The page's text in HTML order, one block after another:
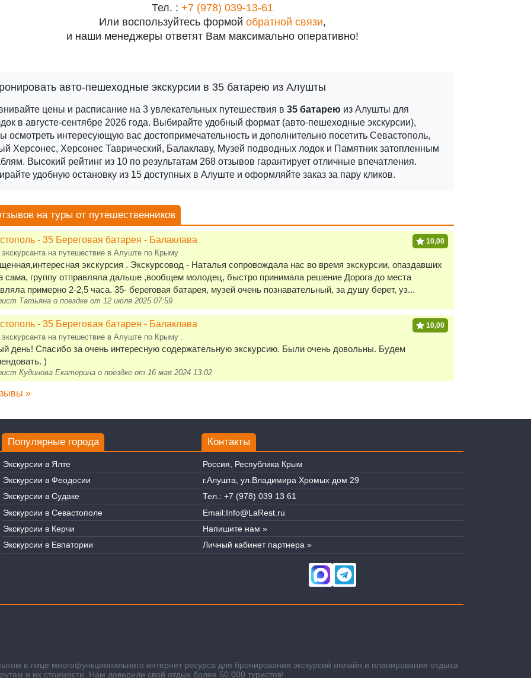
Тел. : +7 (978) 039-13-61
Или воспользуйтесь формой обратной связи,
и наши менеджеры ответят Вам максимально оперативно!
авто-пешеходные экскурсии в 35 батарею из Алушты
цены и расписание на 3 увлекательных путешествия в 35 батарею из Алушты для
в августе-сентябре 2026 года. Выбирайте удобный формат (авто-пешеходные экскурсии),
осмотреть интересующую вас достопримечательность и дополнительно посетить Севастополь,
Херсонес, Херсонес Таврический, Балаклаву, Музей подводных лодок и Памятник затопленным
Высокий рейтинг из 10 по результатам 268 отзывов гарантирует отличные впечатления.
удобную остановку из 15 доступных в Алуште и оформляйте заказ за пару кликов.
на туры от путешественников
10,00
- 35 Береговая батарея - Балаклава
на путешествие в Алуште по Крыму .
экскурсия . Экскурсовод - Наталья сопровождала нас во время экскурсии, опаздавших
сама, группу отправляла дальше ,вообщем молодец, быстро принимала решение Дорога до места
примерно 2-2,5 часа. 35- береговая батарея, музей очень познавательный, за душу берет, уз...
Татьяна о поездке от 12 июля 2025 07:59
10,00
- 35 Береговая батарея - Балаклава
на путешествие в Алуште по Крыму .
день! Спасибо за очень интересную содержательную экскурсию. Были очень довольны. Будем
)
Кудинова Екатерина о поездке от 16 мая 2024 13:02
»
Контакты
Россия, Республика Крым
г.Алушта, ул.Владимира Хромых дом 29
Тел.: +7 (978) 039 13 61
Email:Info@LaRest.ru
Напишите нам »
Личный кабинет партнера »
Популярные города
Экскурсии в Ялте
Экскурсии в Феодосии
Экскурсии в Судаке
Экскурсии в Севастополе
Экскурсии в Керчи
Экскурсии в Евпатории
в лице многофункционального интернет ресурса для бронирования экскурсий онлайн и планирования отдыха
и их стоимости. Нам доверили свой отдых более 50 000 туристов!